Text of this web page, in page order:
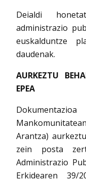
Deialdi
administrazio
euskalduntze
daudenak.
AURKEZTU
EPEA
Arantza)
zein posta
Administrazio
Erkidearen 39/